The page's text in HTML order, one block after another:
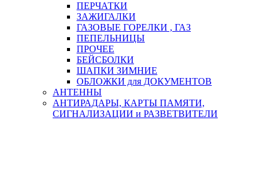
ПЕРЧАТКИ
ЗАЖИГАЛКИ
ГАЗОВЫЕ ГОРЕЛКИ , ГАЗ
ПЕПЕЛЬНИЦЫ
ПРОЧЕЕ
БЕЙСБОЛКИ
ШАПКИ ЗИМНИЕ
ОБЛОЖКИ для ДОКУМЕНТОВ
АНТЕННЫ
АНТИРАДАРЫ, КАРТЫ ПАМЯТИ,
СИГНАЛИЗАЦИИ и РАЗВЕТВИТЕЛИ